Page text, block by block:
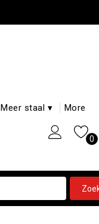
Meer staal ▾ More
0